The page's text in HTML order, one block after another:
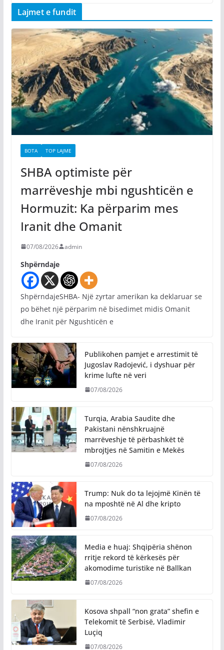
Lajmet e fundit
BOTA TOP LAJME
SHBA optimiste për
marrëveshje mbi ngushticën e
Hormuzit: Ka përparim mes
Iranit dhe Omanit
07/08/2026 admin
Shpërndaje
ShpërndajeSHBA- Një zyrtar amerikan ka deklaruar se
po bëhet një përparim në bisedimet midis Omanit
dhe Iranit për Ngushticën e
Publikohen pamjet e arrestimit të
Jugoslav Radojević, i dyshuar për
krime lufte në veri
07/08/2026
Turqia, Arabia Saudite dhe
Pakistani nënshkruajnë
marrëveshje të përbashkët të
mbrojtjes në Samitin e Mekës
07/08/2026
Trump: Nuk do ta lejojmë Kinën të
na mposhtë në Al dhe kripto
07/08/2026
Media e huaj: Shqipëria shënon
rritje rekord të kërkesës për
akomodime turistike në Ballkan
07/08/2026
Kosova shpall “non grata” shefin e
Telekomit të Serbisë, Vladimir
Luçiq
07/08/2026